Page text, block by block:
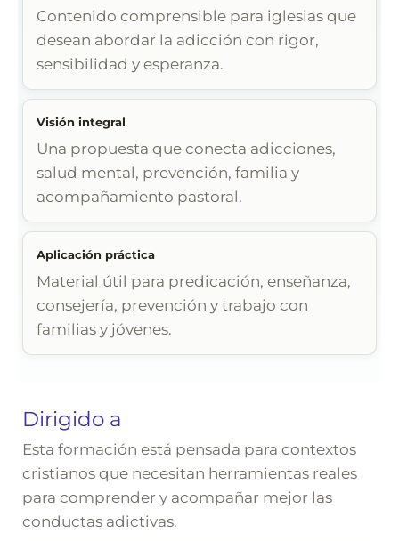
Contenido comprensible para iglesias que
desean abordar la adicción con rigor,
sensibilidad y esperanza.
Visión integral
Una propuesta que conecta adicciones,
salud mental, prevención, familia y
acompañamiento pastoral.
Aplicación práctica
Material útil para predicación, enseñanza,
consejería, prevención y trabajo con
familias y jóvenes.
Dirigido a
Esta formación está pensada para contextos
cristianos que necesitan herramientas reales
para comprender y acompañar mejor las
conductas adictivas.